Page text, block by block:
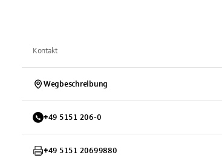
Kontakt
Wegbeschreibung
+49 5151 206-0
+49 5151 20699880